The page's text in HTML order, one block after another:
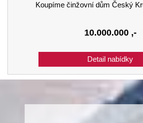
Koupíme činžovní dům Český
10.000.000 ,-